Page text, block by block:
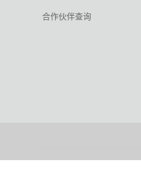
合作伙伴查询